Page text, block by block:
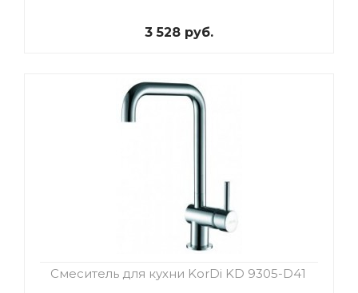
3 528 руб.
Смеситель для кухни KorDi KD 9305-D41